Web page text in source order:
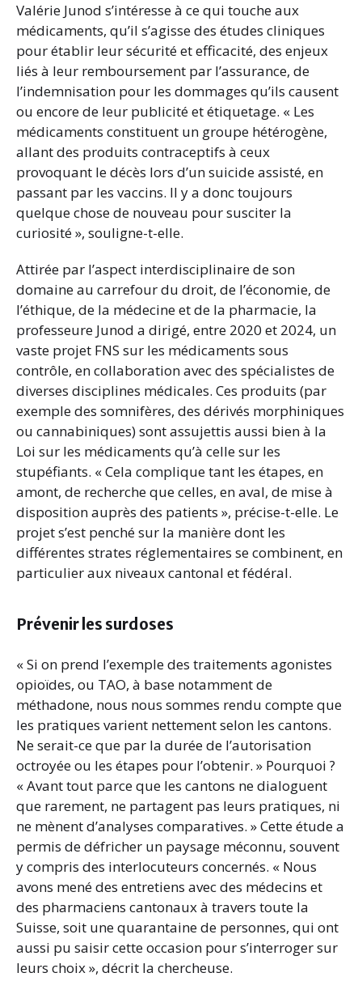
Valérie Junod s’intéresse à ce qui touche aux
médicaments, qu’il s’agisse des études cliniques
pour établir leur sécurité et efficacité, des enjeux
liés à leur remboursement par l’assurance, de
l’indemnisation pour les dommages qu’ils causent
ou encore de leur publicité et étiquetage. « Les
médicaments constituent un groupe hétérogène,
allant des produits contraceptifs à ceux
provoquant le décès lors d’un suicide assisté, en
passant par les vaccins. Il y a donc toujours
quelque chose de nouveau pour susciter la
curiosité », souligne-t-elle.
Attirée par l’aspect interdisciplinaire de son
domaine au carrefour du droit, de l’économie, de
l’éthique, de la médecine et de la pharmacie, la
professeure Junod a dirigé, entre 2020 et 2024, un
vaste projet FNS sur les médicaments sous
contrôle, en collaboration avec des spécialistes de
diverses disciplines médicales. Ces produits (par
exemple des somnifères, des dérivés morphiniques
ou cannabiniques) sont assujettis aussi bien à la
Loi sur les médicaments qu’à celle sur les
stupéfiants. « Cela complique tant les étapes, en
amont, de recherche que celles, en aval, de mise à
disposition auprès des patients », précise-t-elle. Le
projet s’est penché sur la manière dont les
différentes strates réglementaires se combinent, en
particulier aux niveaux cantonal et fédéral.
Prévenir les surdoses
« Si on prend l’exemple des traitements agonistes
opioïdes, ou TAO, à base notamment de
méthadone, nous nous sommes rendu compte que
les pratiques varient nettement selon les cantons.
Ne serait-ce que par la durée de l’autorisation
octroyée ou les étapes pour l’obtenir. » Pourquoi ?
« Avant tout parce que les cantons ne dialoguent
que rarement, ne partagent pas leurs pratiques, ni
ne mènent d’analyses comparatives. » Cette étude a
permis de défricher un paysage méconnu, souvent
y compris des interlocuteurs concernés. « Nous
avons mené des entretiens avec des médecins et
des pharmaciens cantonaux à travers toute la
Suisse, soit une quarantaine de personnes, qui ont
aussi pu saisir cette occasion pour s’interroger sur
leurs choix », décrit la chercheuse.